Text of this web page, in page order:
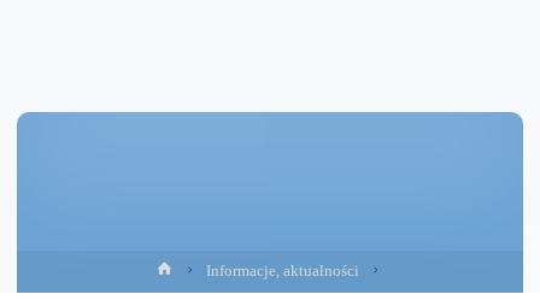
Strona
główna
Informacje, aktualności